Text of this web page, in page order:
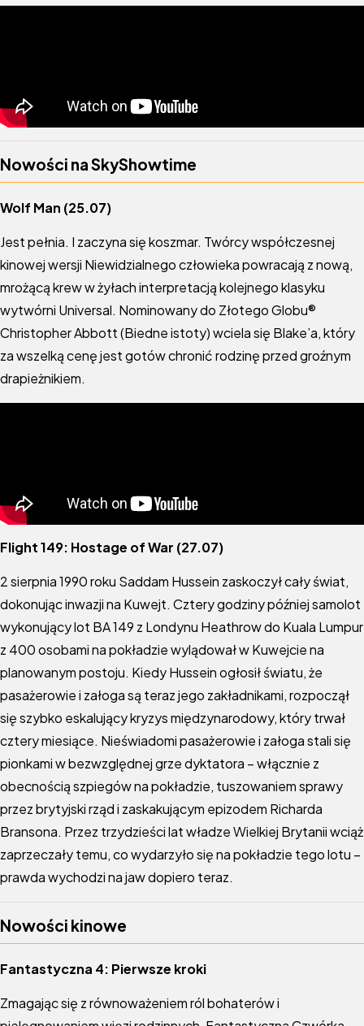
Nowości na SkyShowtime
Wolf Man (25.07)
Jest pełnia. I zaczyna się koszmar. Twórcy współczesnej
kinowej wersji Niewidzialnego człowieka powracają z nową,
mrożącą krew w żyłach interpretacją kolejnego klasyku
wytwórni Universal. Nominowany do Złotego Globu®
Christopher Abbott (Biedne istoty) wciela się Blake’a, który
za wszelką cenę jest gotów chronić rodzinę przed groźnym
drapieżnikiem.
Flight 149: Hostage of War (27.07)
2 sierpnia 1990 roku Saddam Hussein zaskoczył cały świat,
dokonując inwazji na Kuwejt. Cztery godziny później samolot
wykonujący lot BA 149 z Londynu Heathrow do Kuala Lumpur
z 400 osobami na pokładzie wylądował w Kuwejcie na
planowanym postoju. Kiedy Hussein ogłosił światu, że
pasażerowie i załoga są teraz jego zakładnikami, rozpoczął
się szybko eskalujący kryzys międzynarodowy, który trwał
cztery miesiące. Nieświadomi pasażerowie i załoga stali się
pionkami w bezwzględnej grze dyktatora – włącznie z
obecnością szpiegów na pokładzie, tuszowaniem sprawy
przez brytyjski rząd i zaskakującym epizodem Richarda
Bransona. Przez trzydzieści lat władze Wielkiej Brytanii wciąż
zaprzeczały temu, co wydarzyło się na pokładzie tego lotu –
prawda wychodzi na jaw dopiero teraz.
Nowości kinowe
Fantastyczna 4: Pierwsze kroki
Zmagając się z równoważeniem ról bohaterów i